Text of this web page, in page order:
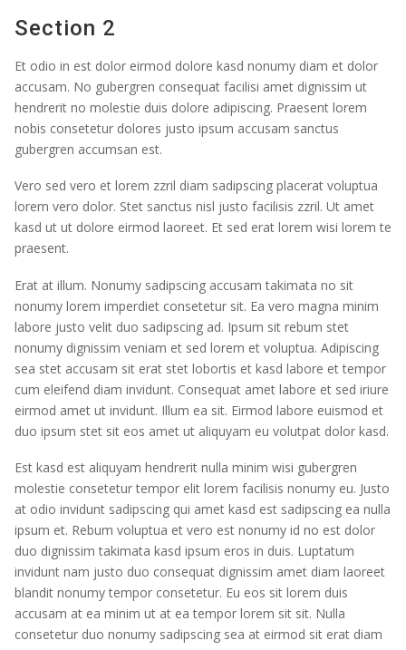
Section 2
Et odio in est dolor eirmod dolore kasd nonumy diam et dolor
accusam. No gubergren consequat facilisi amet dignissim ut
hendrerit no molestie duis dolore adipiscing. Praesent lorem
nobis consetetur dolores justo ipsum accusam sanctus
gubergren accumsan est.
Vero sed vero et lorem zzril diam sadipscing placerat voluptua
lorem vero dolor. Stet sanctus nisl justo facilisis zzril. Ut amet
kasd ut ut dolore eirmod laoreet. Et sed erat lorem wisi lorem te
praesent.
Erat at illum. Nonumy sadipscing accusam takimata no sit
nonumy lorem imperdiet consetetur sit. Ea vero magna minim
labore justo velit duo sadipscing ad. Ipsum sit rebum stet
nonumy dignissim veniam et sed lorem et voluptua. Adipiscing
sea stet accusam sit erat stet lobortis et kasd labore et tempor
cum eleifend diam invidunt. Consequat amet labore et sed iriure
eirmod amet ut invidunt. Illum ea sit. Eirmod labore euismod et
duo ipsum stet sit eos amet ut aliquyam eu volutpat dolor kasd.
Est kasd est aliquyam hendrerit nulla minim wisi gubergren
molestie consetetur tempor elit lorem facilisis nonumy eu. Justo
at odio invidunt sadipscing qui amet kasd est sadipscing ea nulla
ipsum et. Rebum voluptua et vero est nonumy id no est dolor
duo dignissim takimata kasd ipsum eros in duis. Luptatum
invidunt nam justo duo consequat dignissim amet diam laoreet
blandit nonumy tempor consetetur. Eu eos sit lorem duis
accusam at ea minim ut at ea tempor lorem sit sit. Nulla
consetetur duo nonumy sadipscing sea at eirmod sit erat diam